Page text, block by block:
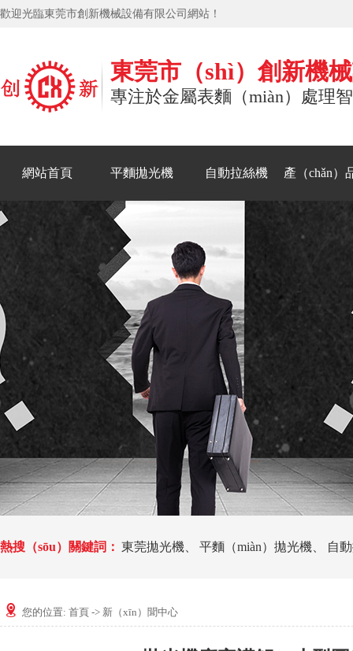
歡迎光臨東莞市創新機械設備有限公司網站！
東莞市（shì）創新機
專注於金屬表麵（miàn）處理
網站首頁 平麵拋光機 自動拉絲機
熱搜（sōu）關鍵詞： 東莞拋光機 平麵（miàn）拋光機 自
您的位置: 首頁 -> 新（xīn）聞中心